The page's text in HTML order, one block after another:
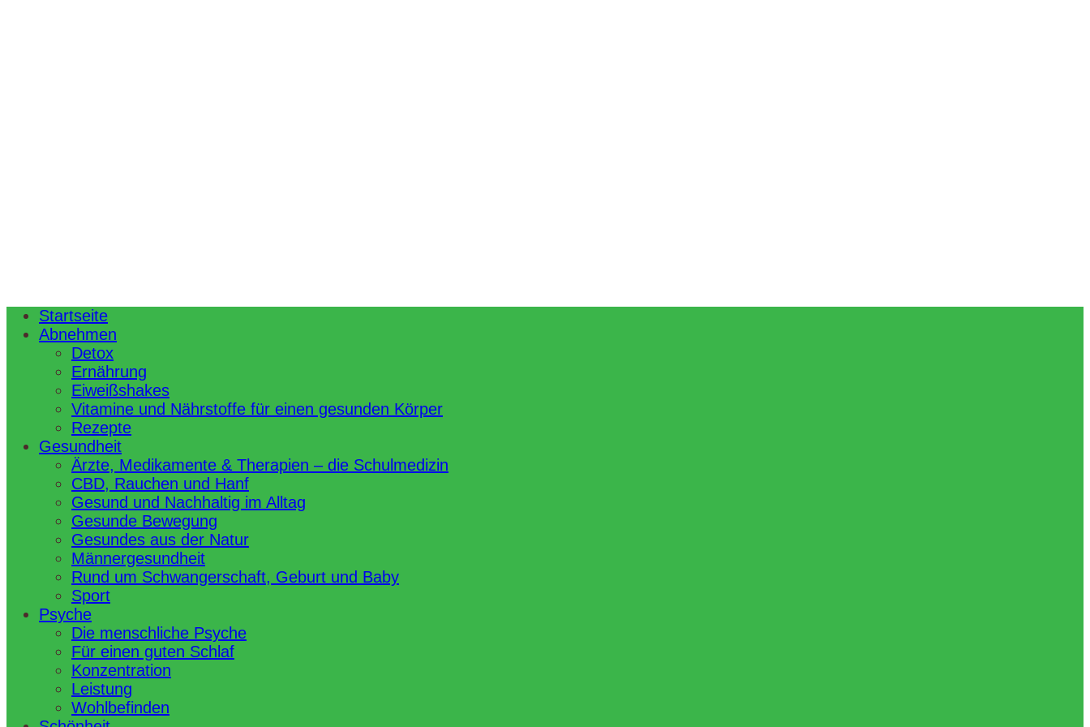
Startseite
Abnehmen
Detox
Ernährung
Eiweißshakes
Vitamine und Nährstoffe für einen gesunden Körper
Rezepte
Gesundheit
Ärzte, Medikamente & Therapien – die Schulmedizin
CBD, Rauchen und Hanf
Gesund und Nachhaltig im Alltag
Gesunde Bewegung
Gesundes aus der Natur
Männergesundheit
Rund um Schwangerschaft, Geburt und Baby
Sport
Psyche
Die menschliche Psyche
Für einen guten Schlaf
Konzentration
Leistung
Wohlbefinden